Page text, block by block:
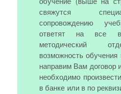
свяжутся
сопровождению
ответят на все
методический
возможность
направим Вам договор
необходимо
в банке или в по